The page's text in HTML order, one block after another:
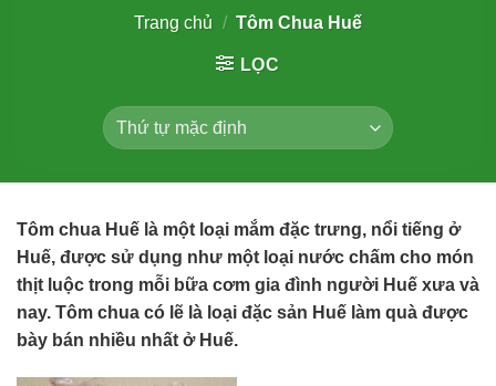
Trang chủ / Tôm Chua Huế
LỌC
Tôm chua Huế là một loại mắm đặc trưng, nổi tiếng ở
Huế, được sử dụng như một loại nước chấm cho món
thịt luộc trong mỗi bữa cơm gia đình người Huế xưa và
nay. Tôm chua có lẽ là loại đặc sản Huế làm quà được
bày bán nhiều nhất ở Huế.